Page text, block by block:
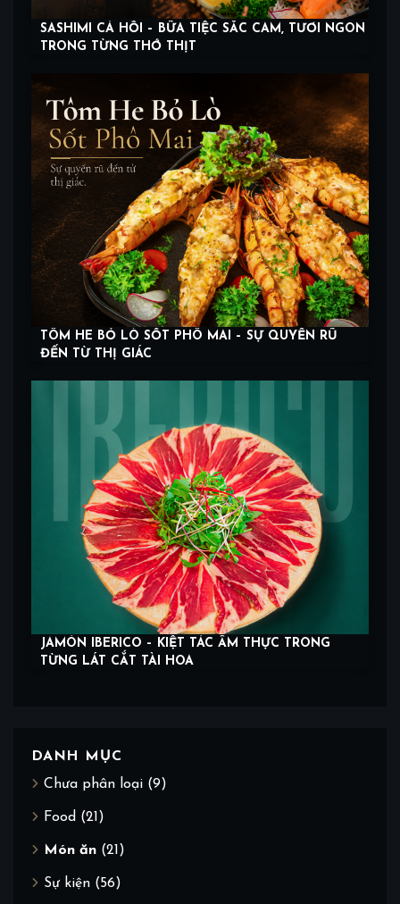
SASHIMI CÁ HỒI – BỮA TIỆC SẮC CAM, TƯƠI NGON
TRONG TỪNG THỚ THỊT
TÔM HE BỎ LÒ SỐT PHÔ MAI – SỰ QUYẾN RŨ
ĐẾN TỪ THỊ GIÁC
JAMÓN IBERICO – KIỆT TÁC ẨM THỰC TRONG
TỪNG LÁT CẮT TÀI HOA
DANH MỤC
Chưa phân loại (9)
Food (21)
Món ăn (21)
Sự kiện (56)